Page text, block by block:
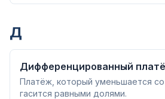
Д
Дифференцированный
Платёж, который уменьшается
гасится равными долями.